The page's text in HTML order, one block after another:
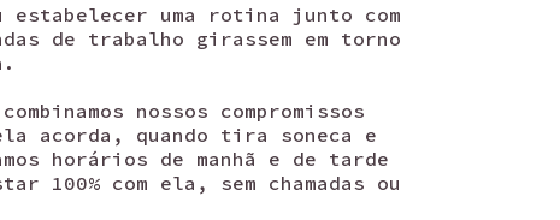
uma rotina junto com
de trabalho girassem em torno
nossos compromissos
acorda, quando tira soneca e
horários de manhã e de tarde
100% com ela, sem chamadas ou